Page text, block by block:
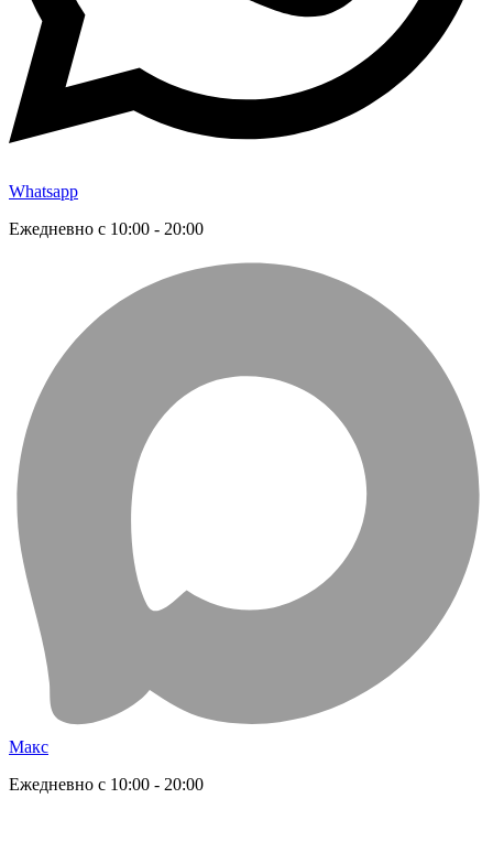
Whatsapp
Ежедневно с 10:00 - 20:00
Макс
Ежедневно с 10:00 - 20:00